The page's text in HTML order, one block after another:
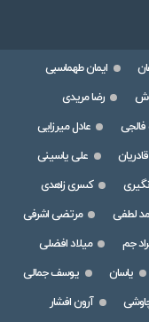
ایمان طهماسبی
رضا مریدی
عادل میرزایی
علی یاسینی
کسری زاهدی
لطفی
مرتضی اشرفی
جم
میلاد افضلی
یاسان
یوسف جمالی
آرون افشار